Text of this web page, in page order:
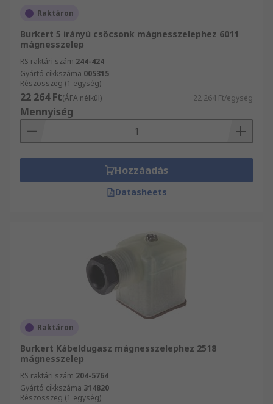
Raktáron
Burkert 5 irányú csőcsonk mágnesszelephez 6011
mágnesszelep
RS raktári szám 244-424
Gyártó cikkszáma 005315
Részösszeg (1 egység)
22 264 Ft(ÁFA nélkül) 22 264 Ft/egység
Mennyiség
Hozzáadás
Datasheets
Raktáron
Burkert Kábeldugasz mágnesszelephez 2518
mágnesszelep
RS raktári szám 204-5764
Gyártó cikkszáma 314820
Részösszeg (1 egység)